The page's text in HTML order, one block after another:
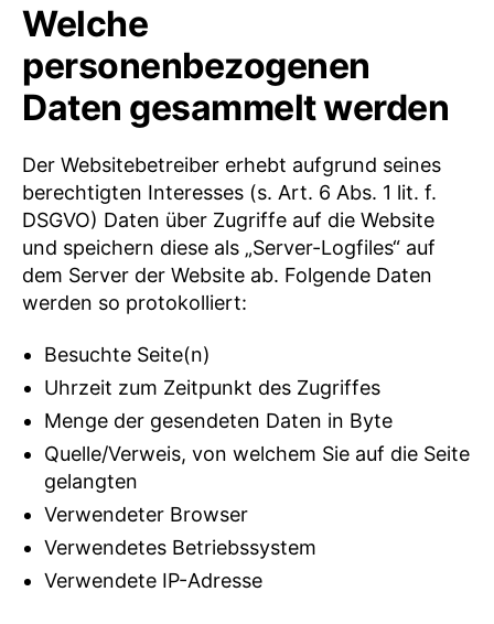
Welche
personenbezogenen
Daten gesammelt werden
Der Websitebetreiber erhebt aufgrund seines
berechtigten Interesses (s. Art. 6 Abs. 1 lit. f.
DSGVO) Daten über Zugriffe auf die Website
und speichern diese als „Server-Logfiles“ auf
dem Server der Website ab. Folgende Daten
werden so protokolliert:
Besuchte Seite(n)
Uhrzeit zum Zeitpunkt des Zugriffes
Menge der gesendeten Daten in Byte
Quelle/Verweis, von welchem Sie auf die Seite
gelangten
Verwendeter Browser
Verwendetes Betriebssystem
Verwendete IP-Adresse